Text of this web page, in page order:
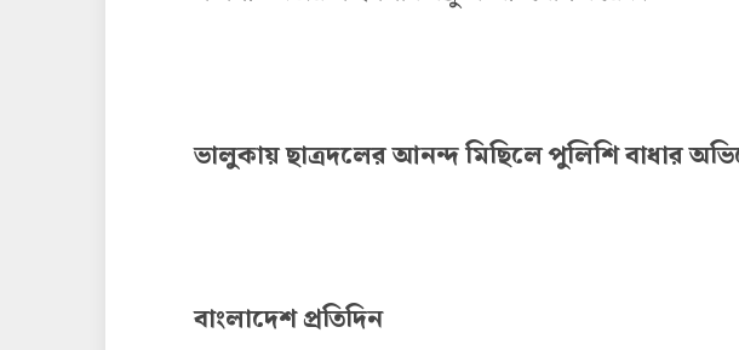
ভালুকায় ছাত্রদলের আনন্দ মিছিলে পুলিশি বাধার
বাংলাদেশ প্রতিদিন